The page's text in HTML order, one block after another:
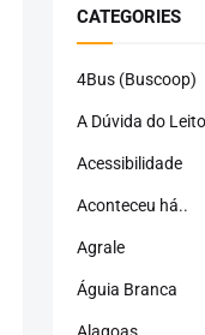
CATEGORIES
4Bus (Buscoop)
A Dúvida do
Acessibilidade
Aconteceu há..
Agrale
Águia Branca